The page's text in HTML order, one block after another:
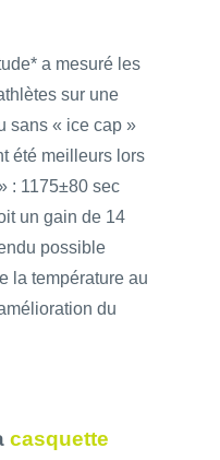
a mesuré les
sur une
sans « ice cap »
été meilleurs lors
: 1175±80 sec
un gain de 14
possible
la température au
du
casquette